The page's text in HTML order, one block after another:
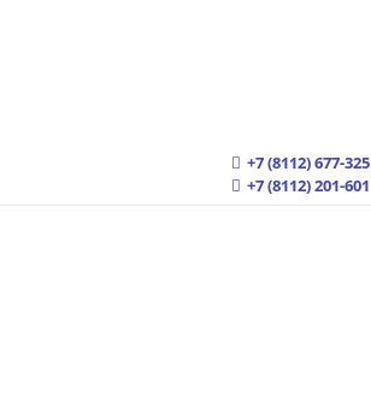
+7 (8112) 677-325
+7 (8112) 201-601